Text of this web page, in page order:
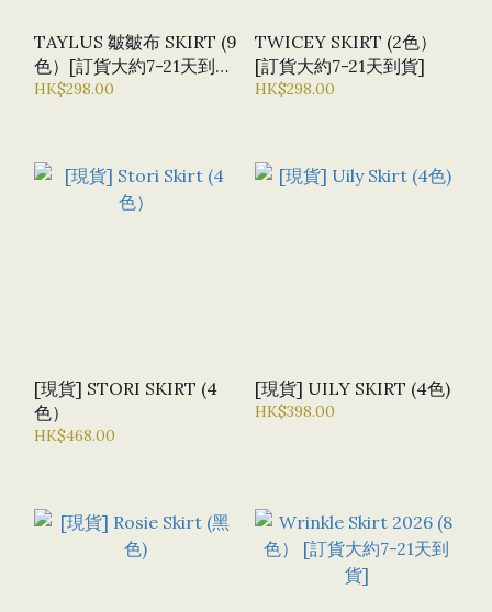
TAYLUS 皺皺布 SKIRT (9
色）[訂貨大約7-21天到
貨]
HK$298.00
TWICEY SKIRT (2色）
[訂貨大約7-21天到貨]
HK$298.00
[現貨] STORI SKIRT (4
色）
HK$468.00
[現貨] UILY SKIRT (4色)
HK$398.00